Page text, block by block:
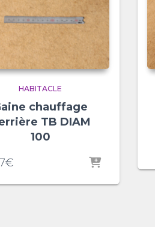
HABITACLE
chauffage
TB DIAM
100
€